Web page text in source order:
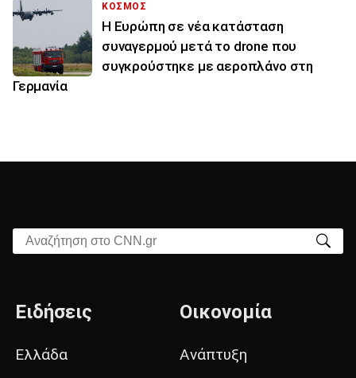
ΚΟΣΜΟΣ
Η Ευρώπη σε νέα κατάσταση
συναγερμού μετά το drone που
συγκρούστηκε με αεροπλάνο στη
Γερμανία
Αναζήτηση στο CNN.gr
Ειδήσεις
Ελλάδα
Οικονομία
Ανάπτυξη